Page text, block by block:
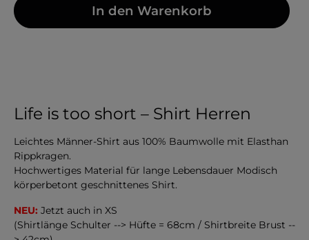
In den Warenkorb
Life is too short – Shirt Herren
Leichtes Männer-Shirt aus 100% Baumwolle mit Elasthan
Rippkragen.
Hochwertiges Material für lange Lebensdauer Modisch
körperbetont geschnittenes Shirt.
NEU: Jetzt auch in XS
(Shirtlänge Schulter --> Hüfte = 68cm / Shirtbreite Brust --